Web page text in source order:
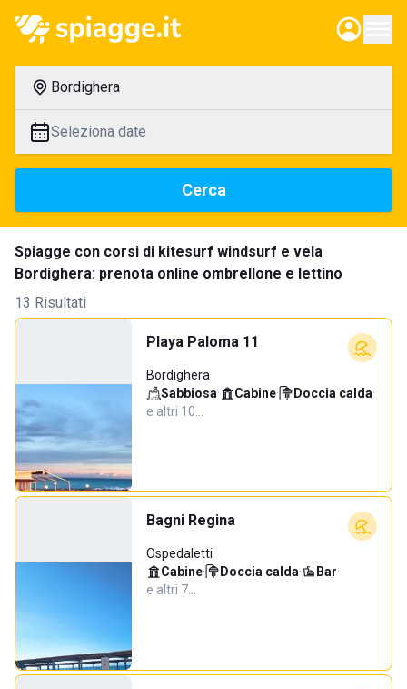
Bordighera
Seleziona date
Cerca
Spiagge con corsi di kitesurf windsurf e vela
Bordighera: prenota online ombrellone e lettino
13 Risultati
Playa Paloma 11
Bordighera
Sabbiosa· Cabine· Doccia calda·
e altri 10…
Bagni Regina
Ospedaletti
Cabine· Doccia calda· Bar·
e altri 7…